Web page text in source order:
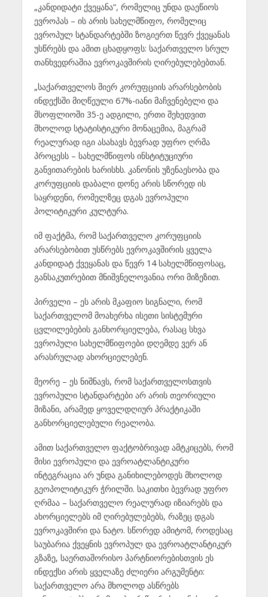
„კანდიდატი ქვეყანა“, რომელიც უნდა დაეწიოს
ევროპას – ის არის სახელმწიფო, რომელიც
ევროპულ სტანდარტებში ზოგიერთ წევრ ქვეყანას
უსწრებს და ამით ცხადყოფს: საქართველო სრულ
თანხვედრაშია ევროკავშირის ღირებულებებთან.
„საქართველოს მიერ კორუფციის არარსებობის
ინდექსში მიღწეული 67%-იანი მაჩვენებელი და
მსოფლიოში 35-ე ადგილი, ერთი შეხედვით
მხოლოდ სტატისტიკური მონაცემია, მაგრამ
რეალურად იგი ასახავს ბევრად უფრო ღრმა
პროცესს – სახელმწიფოს ინსტიტუციური
განვითარების ხარისხს. კანონის უზენაესობა და
კორუფციის დაბალი დონე არის სწორედ ის
საყრდენი, რომელზეც დგას ევროპული
პოლიტიკური კულტურა.
იმ ფაქტმა, რომ საქართველო კორუფციის
არარსებობით უსწრებს ევროკავშირის ყველა
კანდიდატ ქვეყანას და წევრ 14 სახელმწიფოსაც,
განსაკუთრებით მნიშვნელოვანია ორი მიზეზით.
პირველი – ეს არის მკაფიო სიგნალი, რომ
საქართველომ მოახერხა ისეთი სისტემური
ცვლილებების განხორციელება, რასაც სხვა
ევროპული სახელმწიფოები დღემდე ვერ ან
არასრულად ახორციელებენ.
მეორე – ეს ნიშნავს, რომ საქართველოსთვის
ევროპული სტანდარტები არ არის თეორიული
მიზანი, არამედ ყოველდღიურ პრაქტიკაში
განხორციელებული რეალობა.
ამით საქართველო ფაქტობრივად ამტკიცებს, რომ
მისი ევროპული და ევროატლანტიკური
ინტეგრაცია არ უნდა განიხილებოდეს მხოლოდ
გეოპოლიტიკურ ჭრილში. საკითხი ბევრად უფრო
ღრმაა – საქართველო რეალურად იზიარებს და
ახორციელებს იმ ღირებულებებს, რაზეც დგას
ევროკავშირი და ნატო. სწორედ ამიტომ, როდესაც
საუბარია ქვეყნის ევროპულ და ევროატლანტიკურ
გზაზე, საერთაშორისო პარტნიორებისთვის ეს
ინდექსი არის ყველაზე ძლიერი არგუმენტი:
საქართველო არა მხოლოდ ასწრებს